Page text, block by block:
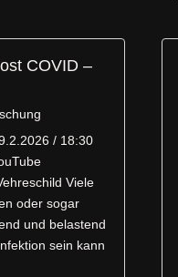
COVID –
/ 18:30
Viele
oder sogar
und belastend
sein kann